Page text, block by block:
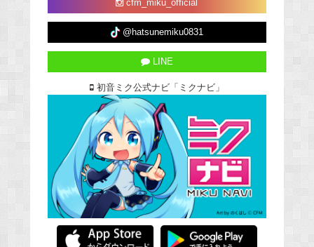
cfm_miku_official
@hatsunemiku0831
LINE
初音ミク公式ナビ「ミクナビ」